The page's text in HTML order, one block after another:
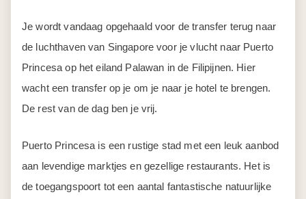
Je wordt vandaag opgehaald voor de transfer terug naar
de luchthaven van Singapore voor je vlucht naar Puerto
Princesa op het eiland Palawan in de Filipijnen. Hier
wacht een transfer op je om je naar je hotel te brengen.
De rest van de dag ben je vrij.
Puerto Princesa is een rustige stad met een leuk aanbod
aan levendige marktjes en gezellige restaurants. Het is
de toegangspoort tot een aantal fantastische natuurlijke